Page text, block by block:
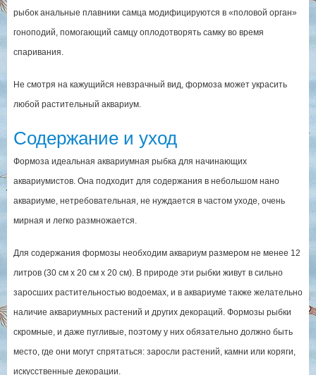
рыбок анальные плавники самца модифицируются в «половой орган»
гоноподий, помогающий самцу оплодотворять самку во время
спаривания.
Не смотря на кажущийся невзрачный вид, формоза может украсить
любой растительный аквариум.
Содержание и уход
Формоза идеальная аквариумная рыбка для начинающих
аквариумистов. Она подходит для содержания в небольшом нано
аквариуме, нетребовательная, не нуждается в частом уходе, очень
мирная и легко размножается.
Для содержания формозы необходим аквариум размером не менее 12
литров (30 см x 20 см x 20 см). В природе эти рыбки живут в сильно
заросших растительностью водоемах, и в аквариуме также желательно
наличие аквариумных растений и других декораций. Формозы рыбки
скромные, и даже пугливые, поэтому у них обязательно должно быть
место, где они могут спрятаться: заросли растений, камни или коряги,
искусственные декорации.